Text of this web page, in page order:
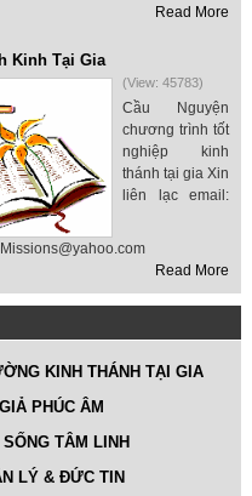
Read More
Kinh Tại Gia
(View: 45783)
Cầu Nguyện
chương trình tốt
nghiệp kinh
thánh tại gia Xin
liên lạc email:
Read More
KINH THÁNH TẠI GIA
PHÚC ÂM
TÂM LINH
LÝ & ĐỨC TIN